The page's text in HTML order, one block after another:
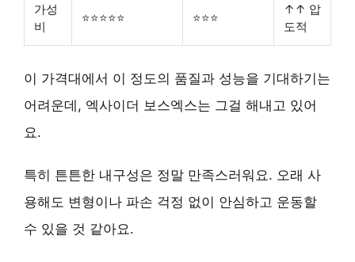
가성
비
⭐⭐⭐⭐⭐ ⭐⭐⭐
↑↑ 압
도적
이 가격대에서 이 정도의 품질과 성능을 기대하기는
어려운데, 엑사이더 보스엑스는 그걸 해내고 있어
요.
특히 튼튼한 내구성은 정말 만족스러워요. 오래 사
용해도 변형이나 파손 걱정 없이 안심하고 운동할
수 있을 것 같아요.